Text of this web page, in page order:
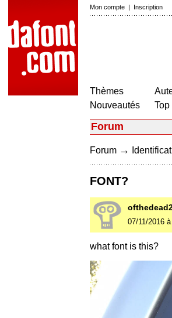
Mon compte | Inscription
Thèmes
Nouveautés
Top
Forum
Forum →
FONT?
07/11/2016
what font is this?